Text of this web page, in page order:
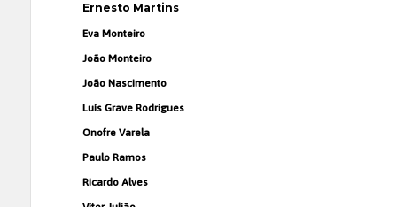
Ernesto Martins
Eva Monteiro
João Monteiro
João Nascimento
Luís Grave Rodrigues
Onofre Varela
Paulo Ramos
Ricardo Alves